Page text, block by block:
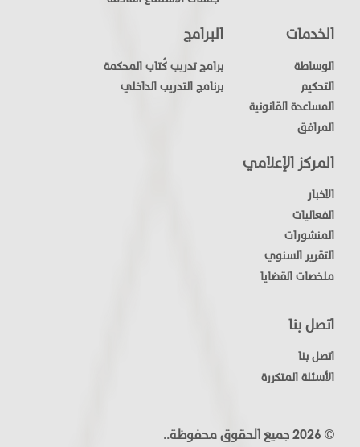
الخدمات
الوساطة
التحكيم
المساعدة القانونية
المرافق
البرامج
برامج تدريب كُتاب المحكمة
برنامج التدريب الداخلي
المركز الإعلامي
الاخبار
الفعاليات
المنشورات
التقرير السنوي
ملخصات القضايا
اتصل بنا
اتصل بنا
الأسئلة المتكررة
© 2026 جميع الحقوق محفوظة..